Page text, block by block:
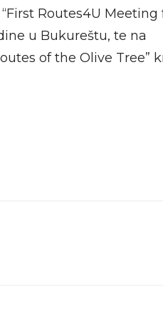
Routes4U Meeting
u Bukureštu, te na
of the Olive Tree”